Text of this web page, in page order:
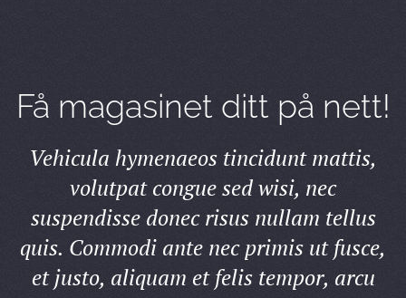
Få magasinet ditt på nett!
Vehicula hymenaeos tincidunt mattis,
volutpat congue sed wisi, nec
suspendisse donec risus nullam tellus
quis. Commodi ante nec primis ut fusce,
et justo, aliquam et felis tempor, arcu